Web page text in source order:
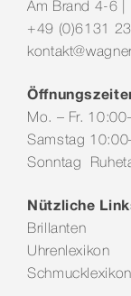
Am Brand 4-6 |
+49 (0)6131
Mo. – Fr.
Samstag
Sonntag
Nützliche
Brillanten
Uhrenlexikon
Schmucklexikon